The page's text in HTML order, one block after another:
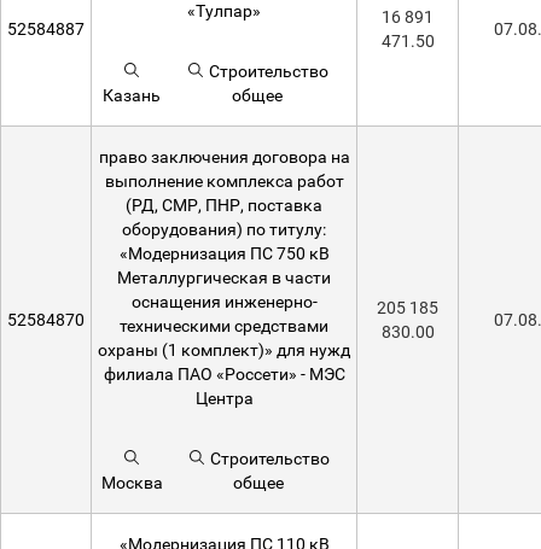
52584887
«Тулпар»
Казань
Строительство
общее
16 891
471.50
52584870
право заключения договора на
выполнение комплекса работ
(РД, СМР, ПНР, поставка
оборудования) по титулу:
«Модернизация ПС 750 кВ
Металлургическая в части
оснащения инженерно-
техническими средствами
охраны (1 комплект)» для нужд
филиала ПАО «Россети» - МЭС
Центра
Москва
Строительство
общее
205 185
830.00
«Модернизация ПС 110 кВ